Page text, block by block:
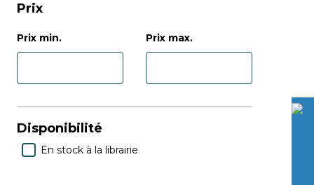
Prix
Prix min. Prix max.
Disponibilité
En stock à la librairie